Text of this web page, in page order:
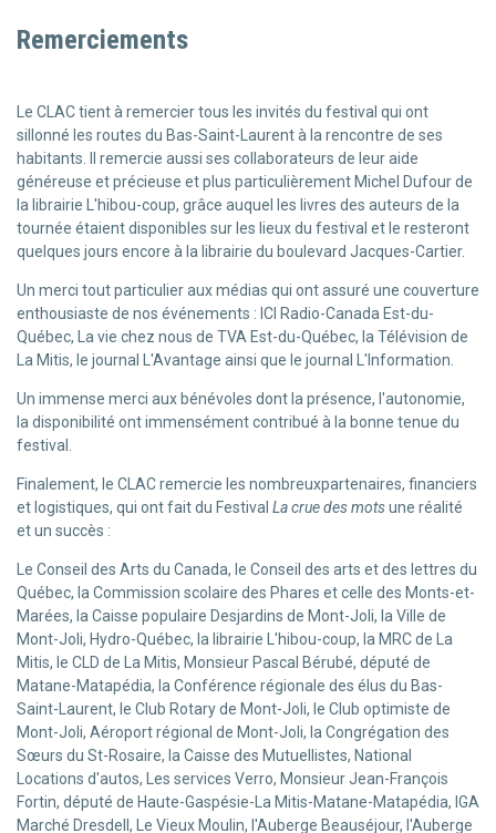
Remerciements
Le CLAC tient à remercier tous les invités du festival qui ont
sillonné les routes du Bas-Saint-Laurent à la rencontre de ses
habitants. Il remercie aussi ses collaborateurs de leur aide
généreuse et précieuse et plus particulièrement Michel Dufour de
la librairie L'hibou-coup, grâce auquel les livres des auteurs de la
tournée étaient disponibles sur les lieux du festival et le resteront
quelques jours encore à la librairie du boulevard Jacques-Cartier.
Un merci tout particulier aux médias qui ont assuré une couverture
enthousiaste de nos événements : ICI Radio-Canada Est-du-
Québec, La vie chez nous de TVA Est-du-Québec, la Télévision de
La Mitis, le journal L'Avantage ainsi que le journal L'Information.
Un immense merci aux bénévoles dont la présence, l'autonomie,
la disponibilité ont immensément contribué à la bonne tenue du
festival.
Finalement, le CLAC remercie les nombreuxpartenaires, financiers
et logistiques, qui ont fait du Festival La crue des motsune réalité
et un succès :
Le Conseil des Arts du Canada, le Conseil des arts et des lettres du
Québec, la Commission scolaire des Phares et celle des Monts-et-
Marées, la Caisse populaire Desjardins de Mont-Joli, la Ville de
Mont-Joli, Hydro-Québec, la librairie L'hibou-coup, la MRC de La
Mitis, le CLD de La Mitis, Monsieur Pascal Bérubé, député de
Matane-Matapédia, la Conférence régionale des élus du Bas-
Saint-Laurent, le Club Rotary de Mont-Joli, le Club optimiste de
Mont-Joli, Aéroport régional de Mont-Joli, la Congrégation des
Sœurs du St-Rosaire, la Caisse des Mutuellistes, National
Locations d'autos, Les services Verro, Monsieur Jean-François
Fortin, député de Haute-Gaspésie-La Mitis-Matane-Matapédia, IGA
Marché Dresdell, Le Vieux Moulin, l'Auberge Beauséjour, l'Auberge